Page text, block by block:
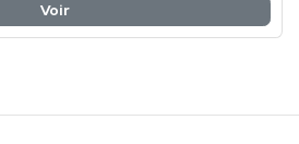
Voir